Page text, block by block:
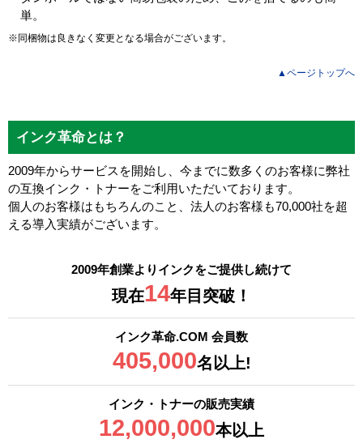
単。
※同梱物は良きなく変更となる場合がございます。
▲ページトップへ
インク革命とは？
2009年からサービスを開始し、今までに数多くのお客様に弊社
の互換インク・トナーをご利用いただいております。
個人のお客様はもちろんのこと、法人のお客様も70,000社を超
える導入実績がございます。
2009年創業よりインクをご提供し続けて
現在14年目突破！
インク革命.COM 会員数
405,000名以上!
インク・トナーの販売実績
12,000,000本以上